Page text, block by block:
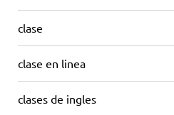
clase
clase en linea
clases de ingles